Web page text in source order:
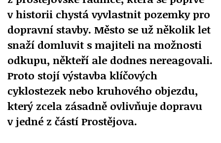
v historii chystá vyvlastnit pozemky pro
dopravní stavby. Město se už několik let
snaží domluvit s majiteli na možnosti
odkupu, někteří ale dodnes nereagovali.
Proto stojí výstavba klíčových
cyklostezek nebo kruhového objezdu,
který zcela zásadně ovlivňuje dopravu
v jedné z částí Prostějova.